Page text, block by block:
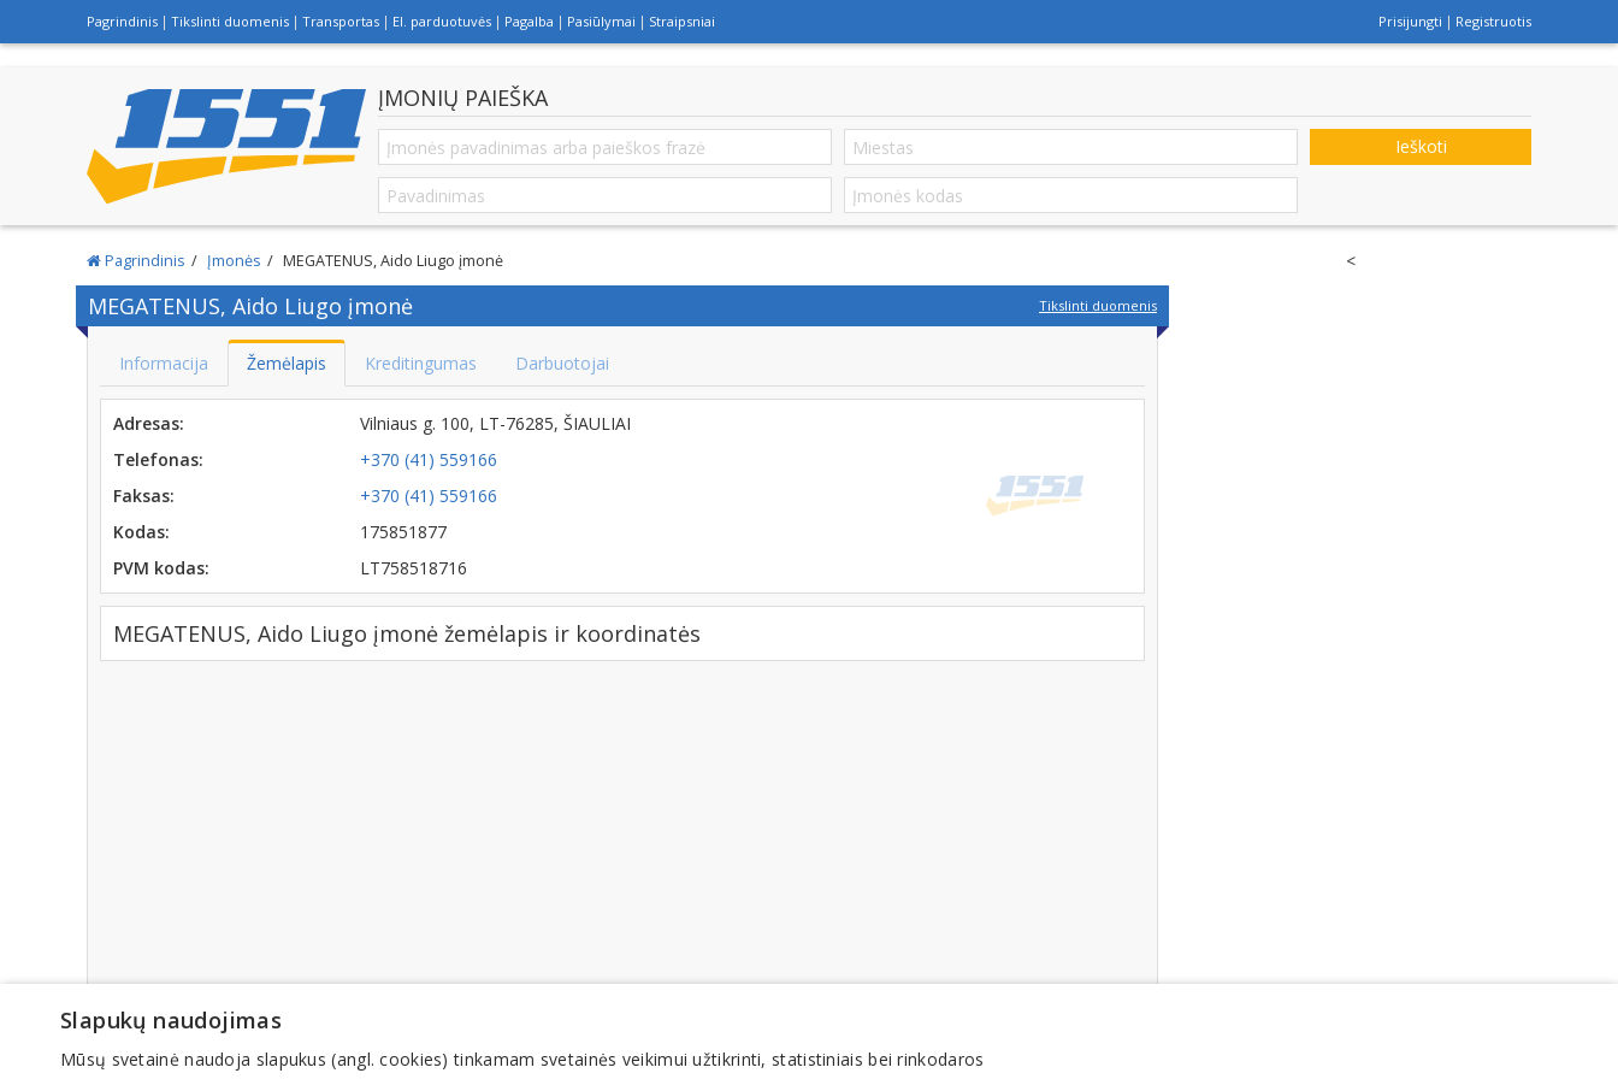
Pagrindinis Tikslinti duomenis Transportas El. parduotuvės Pagalba Pasiūlymai Straipsniai Prisijungti Registruotis
ĮMONIŲ PAIEŠKA
Ieškoti
Pagrindinis Įmonės MEGATENUS, Aido Liugo įmonė
MEGATENUS, Aido Liugo įmonė Tikslinti duomenis
Informacija Žemėlapis Kreditingumas Darbuotojai
Adresas:
Vilniaus g. 100, LT-76285, ŠIAULIAI
Telefonas:
+370 (41) 559166
Faksas:
+370 (41) 559166
Kodas:
175851877
PVM kodas:
LT758518716
MEGATENUS, Aido Liugo įmonė žemėlapis ir koordinatės
<
Slapukų naudojimas
Mūsų svetainė naudoja slapukus (angl. cookies) tinkamam svetainės veikimui užtikrinti, statistiniais bei rinkodaros